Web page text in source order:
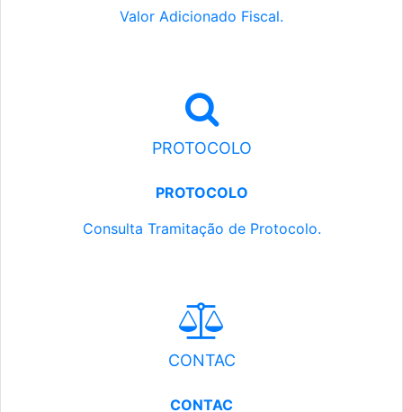
Valor Adicionado Fiscal.
PROTOCOLO
PROTOCOLO
Consulta Tramitação de Protocolo.
CONTAC
CONTAC